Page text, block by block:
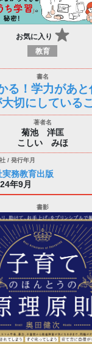
お気に入り
教育
る！学力があ
切にしている
菊池 洋匡
こしい みほ
実務教育出版
年9月